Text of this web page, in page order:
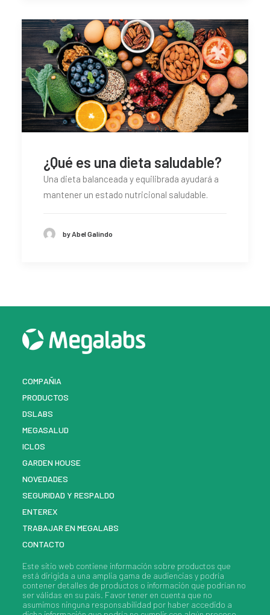
¿Qué es una dieta saludable?
Una dieta balanceada y equilibrada ayudará a
mantener un estado nutricional saludable.
by Abel Galindo
COMPAÑIA
PRODUCTOS
DSLABS
MEGASALUD
ICLOS
GARDEN HOUSE
NOVEDADES
SEGURIDAD Y RESPALDO
ENTEREX
TRABAJAR EN MEGALABS
CONTACTO
Este sitio web contiene información sobre productos que
está dirigida a una amplia gama de audiencias y podría
contener detalles de productos o información que podrían no
ser válidas en su país. Favor tener en cuenta que no
asumimos ninguna responsabilidad por haber accedido a